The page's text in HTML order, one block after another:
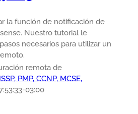
la función de notificación de
Nuestro tutorial le
necesarios para utilizar un
remota de
PMP, CCNP, MCSE,
03:00